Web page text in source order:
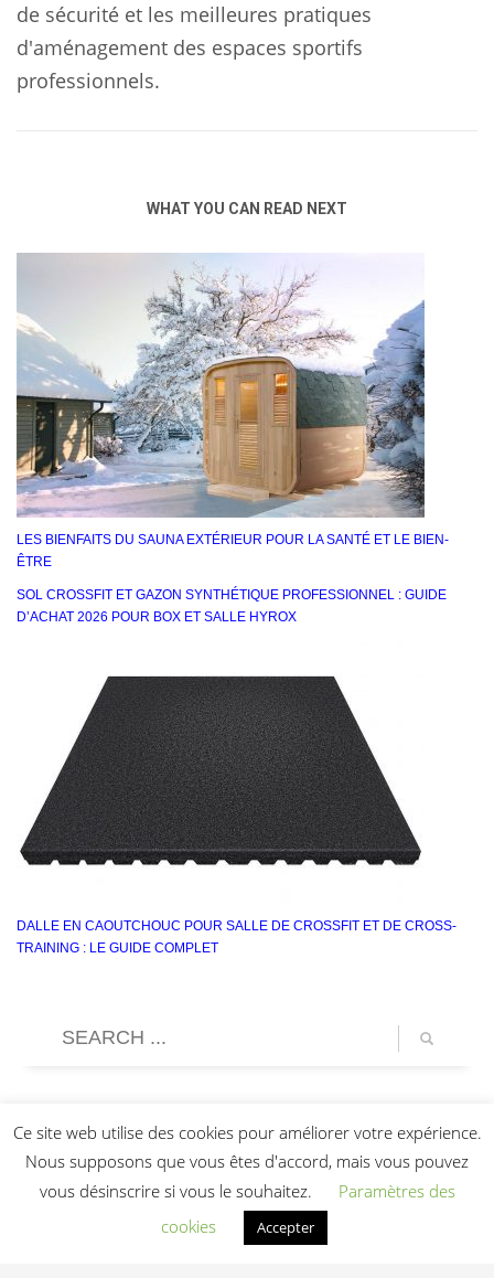
de sécurité et les meilleures pratiques
d'aménagement des espaces sportifs
professionnels.
WHAT YOU CAN READ NEXT
LES BIENFAITS DU SAUNA EXTÉRIEUR POUR LA SANTÉ ET LE BIEN-
ÊTRE
SOL CROSSFIT ET GAZON SYNTHÉTIQUE PROFESSIONNEL : GUIDE
D’ACHAT 2026 POUR BOX ET SALLE HYROX
DALLE EN CAOUTCHOUC POUR SALLE DE CROSSFIT ET DE CROSS-
TRAINING : LE GUIDE COMPLET
Ce site web utilise des cookies pour améliorer votre expérience.
Nous supposons que vous êtes d'accord, mais vous pouvez
vous désinscrire si vous le souhaitez.
Paramètres des
cookies
Accepter